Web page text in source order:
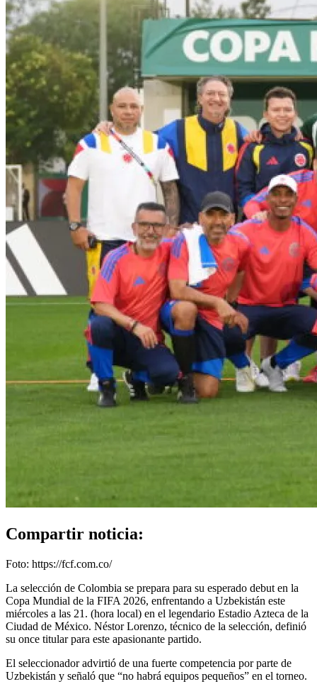
Compartir noticia:
Foto: https://fcf.com.co/
La selección de Colombia se prepara para su esperado debut en la
Copa Mundial de la FIFA 2026, enfrentando a Uzbekistán este
miércoles a las 21. (hora local) en el legendario Estadio Azteca de la
Ciudad de México. Néstor Lorenzo, técnico de la selección, definió
su once titular para este apasionante partido.
El seleccionador advirtió de una fuerte competencia por parte de
Uzbekistán y señaló que “no habrá equipos pequeños” en el torneo.